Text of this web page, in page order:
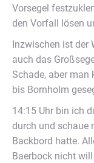
Vorsegel
den Vorfall lösen
Inzwischen ist
auch das
Schade, aber man
bis Bornholm
14:15 Uhr bin ich
durch und schaue
Backbord hatte.
Baerbock nicht